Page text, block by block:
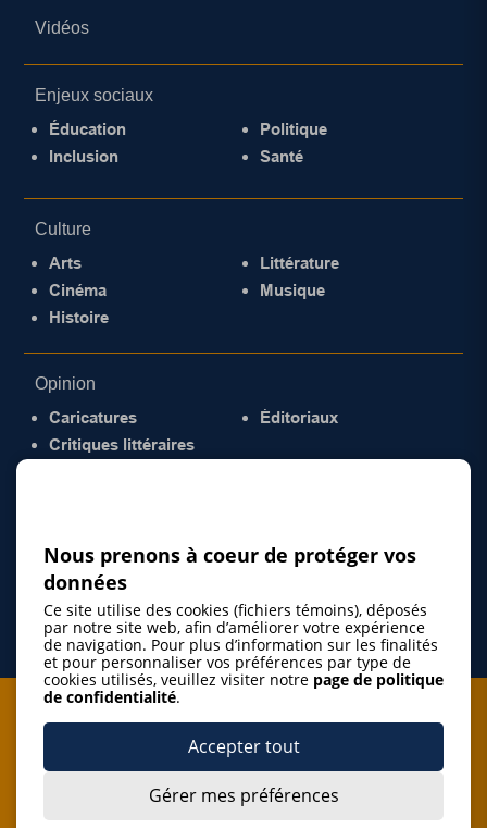
Vidéos
Enjeux sociaux
Éducation
Inclusion
Politique
Santé
Culture
Arts
Cinéma
Histoire
Littérature
Musique
Opinion
Caricatures
Critiques littéraires
Éditoriaux
Je m'abonne à l'infolettre
J’accepte de m’abonner à l’infolettre de La Gazette de la
Nous prenons à coeur de protéger vos
données
Ce site utilise des cookies (fichiers témoins), déposés
par notre site web, afin d’améliorer votre expérience
de navigation. Pour plus d’information sur les finalités
et pour personnaliser vos préférences par type de
cookies utilisés, veuillez visiter notre page de politique
de confidentialité.
Accepter tout
Gérer mes préférences